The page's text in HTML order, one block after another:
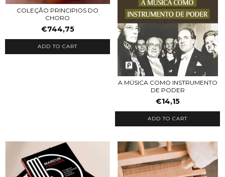
COLEÇÃO PRINCIPIOS DO
CHORO
€744,75
A MÚSICA COMO INSTRUMENTO
DE PODER
€14,15
ADD TO CART